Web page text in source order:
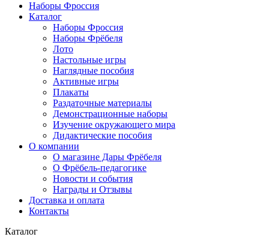
Наборы Фроссия
Каталог
Наборы Фроссия
Наборы Фрёбеля
Лото
Настольные игры
Наглядные пособия
Активные игры
Плакаты
Раздаточные материалы
Демонстрационные наборы
Изучение окружающего мира
Дидактические пособия
О компании
О магазине Дары Фрёбеля
О Фрёбель-педагогике
Новости и события
Награды и Отзывы
Доставка и оплата
Контакты
Каталог